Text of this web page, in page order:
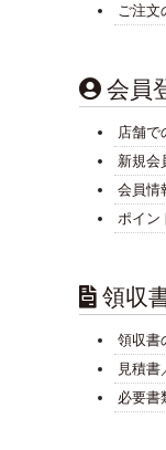
ご注文
会員
店舗で
新規会
会員情
ポイン
領収
領収書
見積書
必要書